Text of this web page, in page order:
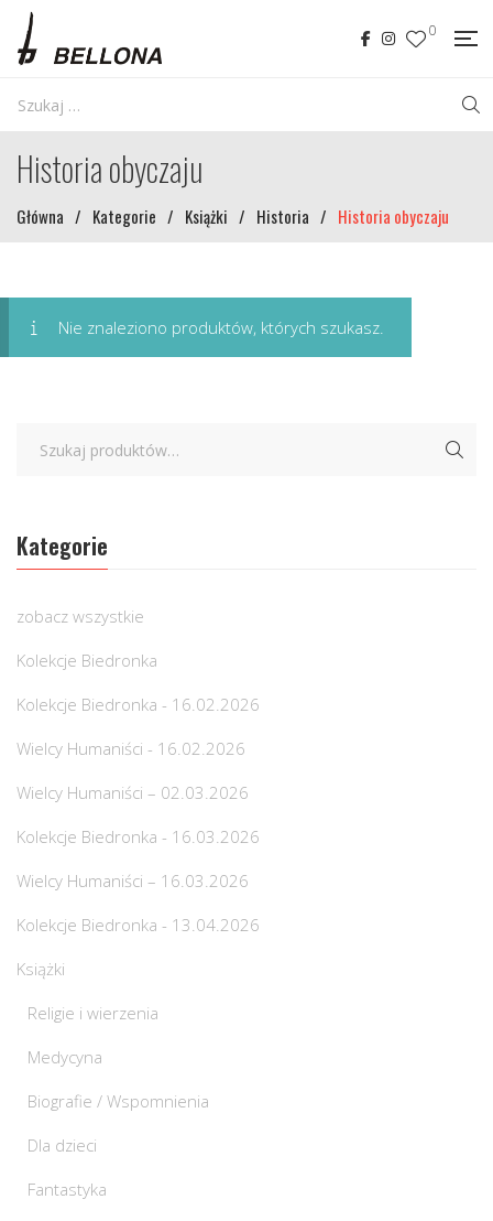
0
Historia obyczaju
Główna / Kategorie / Książki / Historia / Historia obyczaju
Nie znaleziono produktów, których szukasz.
Kategorie
zobacz wszystkie
Kolekcje Biedronka
Kolekcje Biedronka - 16.02.2026
Wielcy Humaniści - 16.02.2026
Wielcy Humaniści – 02.03.2026
Kolekcje Biedronka - 16.03.2026
Wielcy Humaniści – 16.03.2026
Kolekcje Biedronka - 13.04.2026
Książki
Religie i wierzenia
Medycyna
Biografie / Wspomnienia
Dla dzieci
Fantastyka